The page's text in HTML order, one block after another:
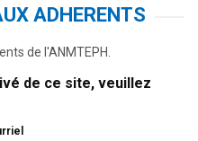
ADHERENTS
de l'ANMTEPH.
de ce site, veuillez